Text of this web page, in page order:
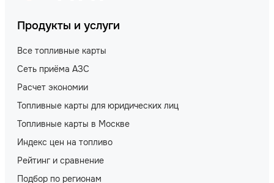
Продукты и услуги
Все топливные карты
Сеть приёма АЗС
Расчет экономии
Топливные карты для юридических лиц
Топливные карты в Москве
Индекс цен на топливо
Рейтинг и сравнение
Подбор по регионам